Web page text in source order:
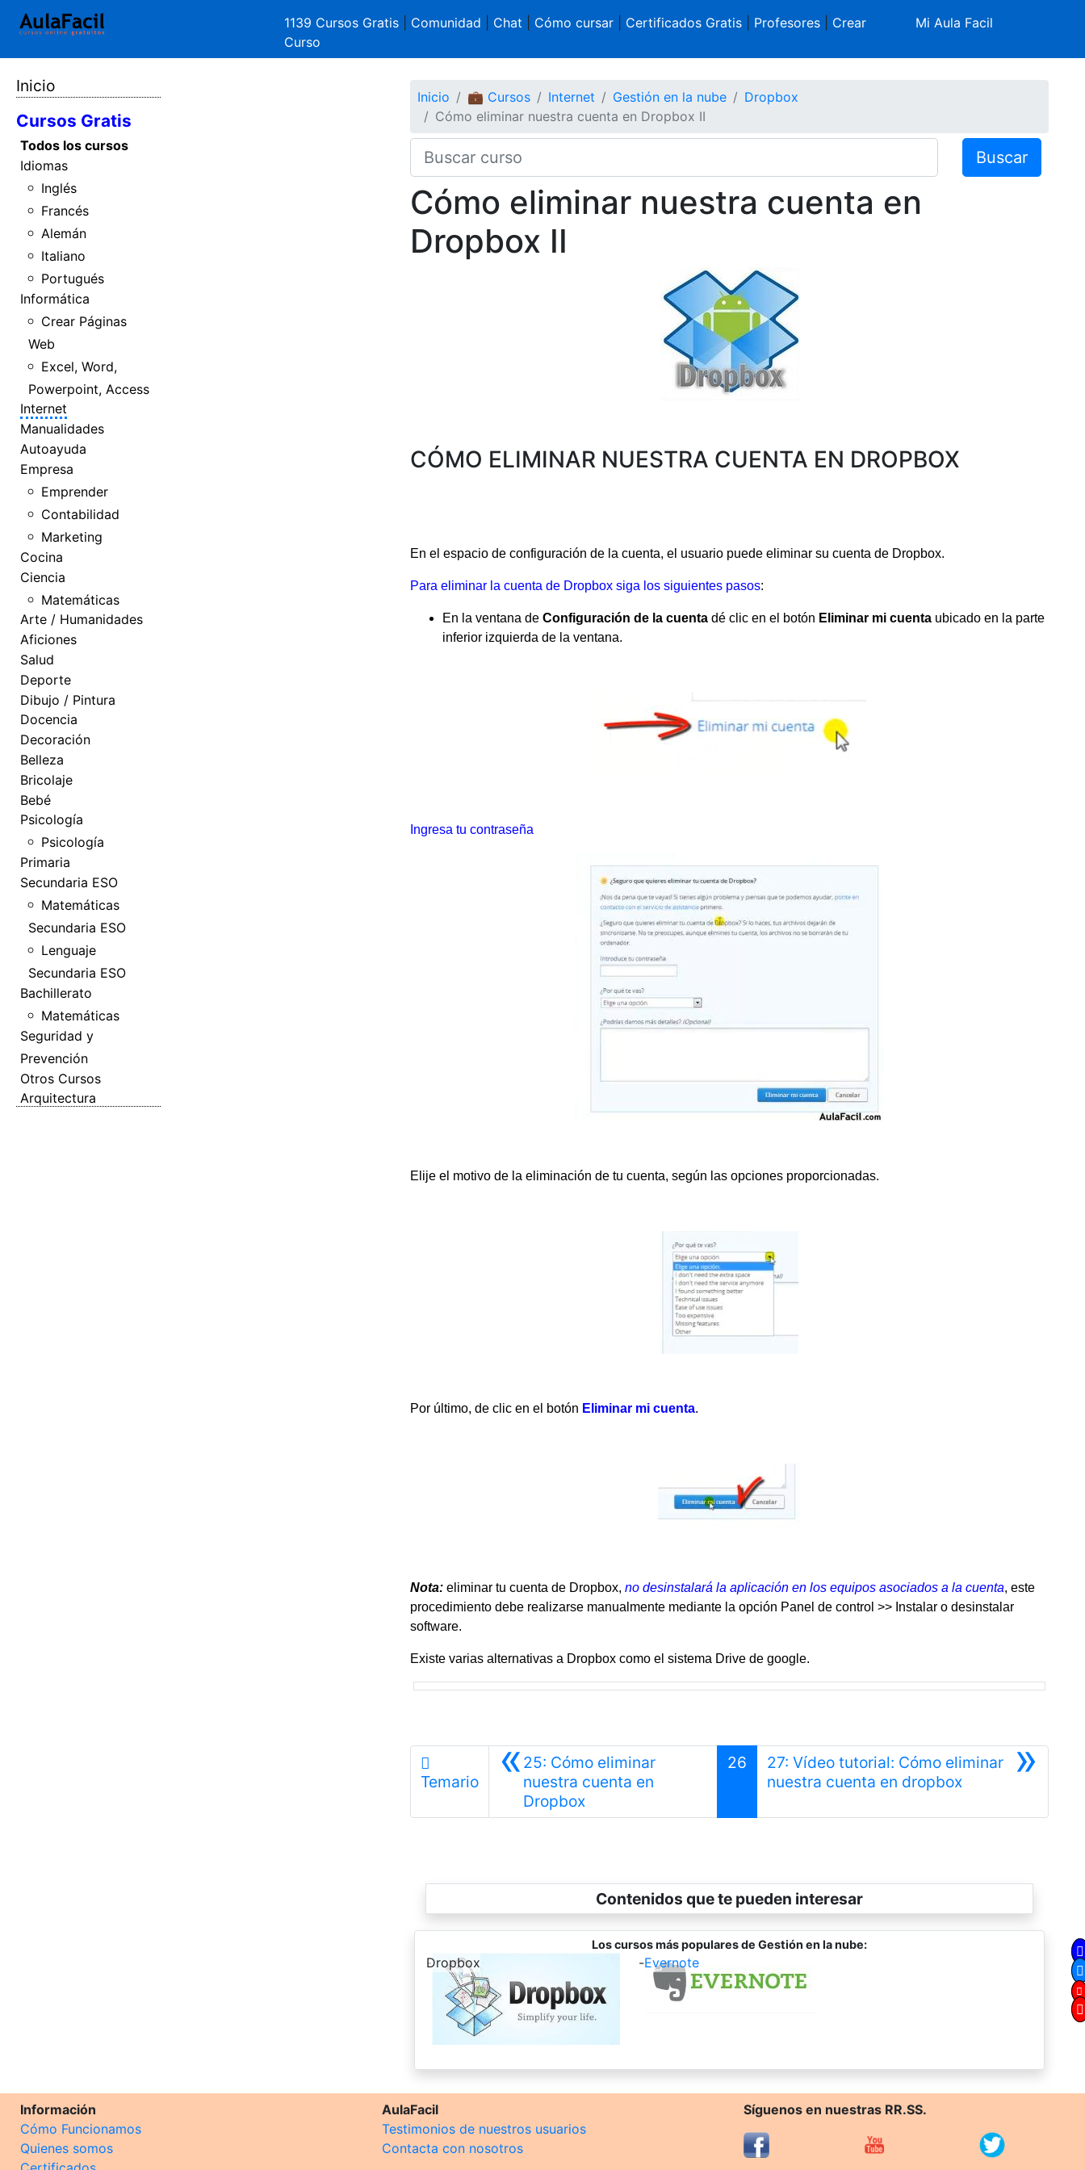
1139 Cursos Gratis Comunidad Chat Cómo cursar| Certificados Gratis| Profesores| Crear
Curso
Mi Aula Facil
Inicio
Cursos Gratis
Todos los cursos
Idiomas
Inglés
Francés
Alemán
Italiano
Portugués
Informática
Crear Páginas
Web
Excel, Word,
Powerpoint, Access
Internet
Manualidades
Autoayuda
Empresa
Emprender
Contabilidad
Marketing
Cocina
Ciencia
Matemáticas
Arte / Humanidades
Aficiones
Salud
Deporte
Dibujo / Pintura
Docencia
Decoración
Belleza
Bricolaje
Bebé
Psicología
Psicología
Primaria
Secundaria ESO
Matemáticas
Secundaria ESO
Lenguaje
Secundaria ESO
Bachillerato
Matemáticas
Seguridad y
Prevención
Otros Cursos
Arquitectura
Inicio 💼 Cursos Internet Gestión en la nube
Dropbox
Cómo eliminar nuestra cuenta en Dropbox II
Buscar
Cómo eliminar nuestra cuenta en
Dropbox II
CÓMO ELIMINAR NUESTRA CUENTA EN DROPBOX
En el espacio de configuración de la cuenta, el usuario puede eliminar su cuenta de Dropbox.
Para eliminar la cuenta de Dropbox siga los siguientes pasos:
En la ventana de Configuración de la cuentadé clic en el botón Eliminar mi cuentaubicado en la parte
inferior izquierda de la ventana.
Ingresa tu contraseña
Elije el motivo de la eliminación de tu cuenta, según las opciones proporcionadas.
Por último, de clic en el botón Eliminar mi cuenta.
Nota:eliminar tu cuenta de Dropbox, no desinstalará la aplicación en los equipos asociados a la cuenta, este
procedimiento debe realizarse manualmente mediante la opción Panel de control >> Instalar o desinstalar
software.
Existe varias alternativas a Dropbox como el sistema Drive de google.
Temario «25: Cómo eliminar
nuestra cuenta en
DropboxAnterior
26 »
27: Vídeo tutorial: Cómo eliminar
nuestra cuenta en dropboxSiguiente
Contenidos que te pueden interesar
Los cursos más populares de Gestión en la nube:
-
Dropbox -Evernote
Información
Cómo Funcionamos
Quienes somos
AulaFacil
Testimonios de nuestros usuarios
Contacta con nosotros
Síguenos en nuestras RR.SS.